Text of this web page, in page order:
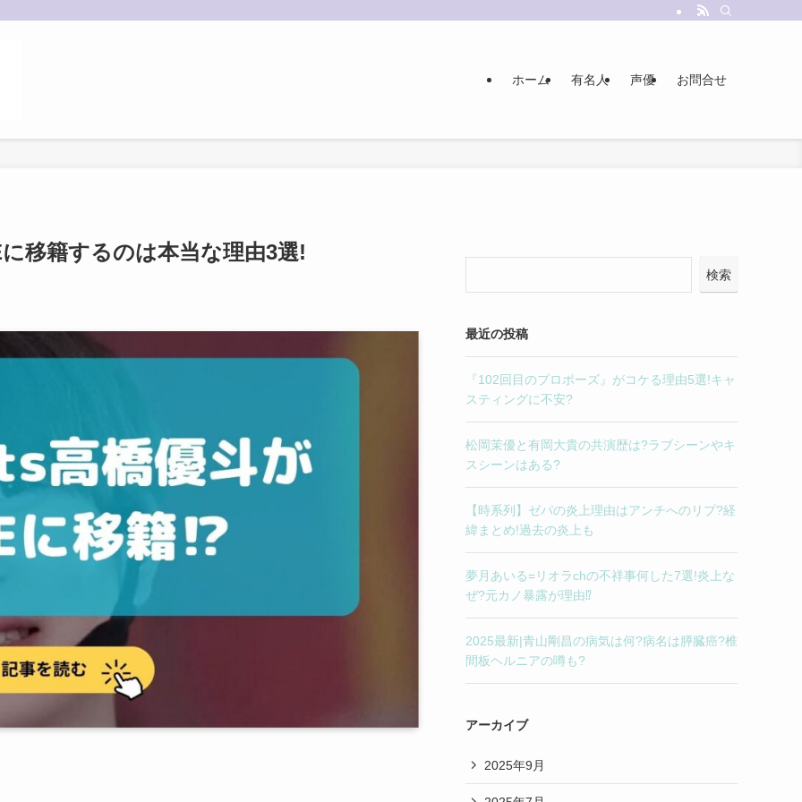
ホーム 有名人 声優 お問合せ
移籍するのは本当な理由3選!
検索
最近の投稿
『102回目のプロポーズ』がコケる理由5選!キャ
スティングに不安?
松岡茉優と有岡大貴の共演歴は?ラブシーンやキ
スシーンはある?
【時系列】ゼパの炎上理由はアンチへのリプ?経
緯まとめ!過去の炎上も
夢月あいる=リオラchの不祥事何した7選!炎上な
ぜ?元カノ暴露が理由⁉︎
2025最新|青山剛昌の病気は何?病名は膵臓癌?椎
間板ヘルニアの噂も?
アーカイブ
2025年9月